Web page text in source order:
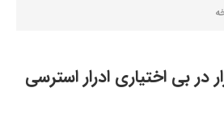
در بی اختیاری ادرار استرسی